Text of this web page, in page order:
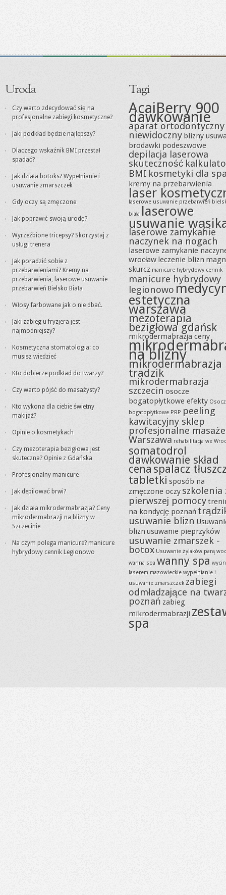
Uroda
Czy warto zdecydować się na
profesjonalne zabiegi kosmetyczne?
Jaki podkład będzie najlepszy?
Dlaczego wskaźnik BMI przestał
spadać?
Jak działa botoks? Wypełnianie i
usuwanie zmarszczek
Gdy oczy są zmęczone
Jak poprawić swoją urodę?
Wyrzeźbione tricepsy? Skorzystaj z
usługi trenera
Jak poradzić sobie z
przebarwieniami? Kremy na
przebarwienia, laserowe usuwanie
przebarwień Bielsko Biała
Włosy farbowane jak o nie dbać.
Jaki zabieg u fryzjera jest
najmodniejszy?
Kosmetyczna stomatologia: co
musisz wiedzieć
Kto dobierze podkład do twarzy?
Czy warto pójść do masażysty?
Kto wykona dla ciebie świetny
makijaż?
Opinie o kosmetykach
Czy mezoterapia bezigłowa jest
skuteczna? Opinie z Gdańska
Profesjonalny manicure
Jak depilować brwi?
Jak działa mikrodermabrazja? Ceny
mikrodermabrazji na blizny w
Szczecinie
Na czym polega manicure? manicure
hybrydowy cennik Legionowo
Tagi
AcaiBerry 900
dawkowanie
aparat ortodontyczny
niewidoczny blizny
brodawki podeszwowe
depilacja laserowa
skuteczność
BMI kosmetyki dla
kremy na przebarwienia
laser
laserowe usuwanie przebarwień
biała laserowe
usuwanie
laserowe zamykanie
naczynek na nogach
laserowe zamykanie
wrocław leczenie blizn
skurcz manicure hybrydowy cennik
manicure hybrydowy
legionowo
estetyczna
warszawa
mezoterapia
bezigłowa gdańsk
mikrodermabrazja ceny
na blizny
mikrodermabrazja
tradzik
mikrodermabrazja
szczecin osocze
bogatopłytkowe efekty
bogatopłytkowe PRP peeling
kawitacyjny sklep
profesjonalne masaże
Warszawa rehabilitacja we
somatodrol
dawkowanie skład
cenaspalacz
tabletki sposób na
zmęczone oczy szkolenia
pierwszej pomocy
na kondycję poznań
usuwanie blizn
blizn usuwanie pieprzyków
usuwanie zmarszek -
botox Usuwanie żylaków parą
wanna spa wanny spa
laserem mazowieckie wypełnianie i
usuwanie zmarszczek zabiegi
odmładzające na
poznań zabieg
mikrodermabrazji
spa